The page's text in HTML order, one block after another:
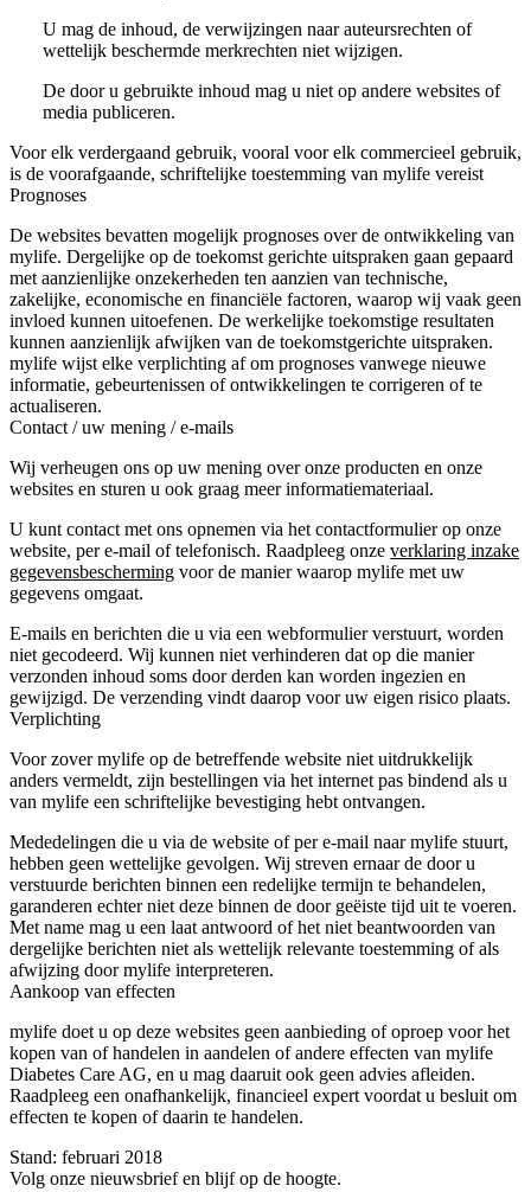
U mag de inhoud, de verwijzingen naar auteursrechten of
wettelijk beschermde merkrechten niet wijzigen.
De door u gebruikte inhoud mag u niet op andere websites of
media publiceren.
Voor elk verdergaand gebruik, vooral voor elk commercieel gebruik,
is de voorafgaande, schriftelijke toestemming van mylife vereist
Prognoses
De websites bevatten mogelijk prognoses over de ontwikkeling van
mylife. Dergelijke op de toekomst gerichte uitspraken gaan gepaard
met aanzienlijke onzekerheden ten aanzien van technische,
zakelijke, economische en financiële factoren, waarop wij vaak geen
invloed kunnen uitoefenen. De werkelijke toekomstige resultaten
kunnen aanzienlijk afwijken van de toekomstgerichte uitspraken.
mylife wijst elke verplichting af om prognoses vanwege nieuwe
informatie, gebeurtenissen of ontwikkelingen te corrigeren of te
actualiseren.
Contact / uw mening / e-mails
Wij verheugen ons op uw mening over onze producten en onze
websites en sturen u ook graag meer informatiemateriaal.
U kunt contact met ons opnemen via het contactformulier op onze
website, per e-mail of telefonisch. Raadpleeg onze verklaring inzake
gegevensbescherming voor de manier waarop mylife met uw
gegevens omgaat.
E-mails en berichten die u via een webformulier verstuurt, worden
niet gecodeerd. Wij kunnen niet verhinderen dat op die manier
verzonden inhoud soms door derden kan worden ingezien en
gewijzigd. De verzending vindt daarop voor uw eigen risico plaats.
Verplichting
Voor zover mylife op de betreffende website niet uitdrukkelijk
anders vermeldt, zijn bestellingen via het internet pas bindend als u
van mylife een schriftelijke bevestiging hebt ontvangen.
Mededelingen die u via de website of per e-mail naar mylife stuurt,
hebben geen wettelijke gevolgen. Wij streven ernaar de door u
verstuurde berichten binnen een redelijke termijn te behandelen,
garanderen echter niet deze binnen de door geëiste tijd uit te voeren.
Met name mag u een laat antwoord of het niet beantwoorden van
dergelijke berichten niet als wettelijk relevante toestemming of als
afwijzing door mylife interpreteren.
Aankoop van effecten
mylife doet u op deze websites geen aanbieding of oproep voor het
kopen van of handelen in aandelen of andere effecten van mylife
Diabetes Care AG, en u mag daaruit ook geen advies afleiden.
Raadpleeg een onafhankelijk, financieel expert voordat u besluit om
effecten te kopen of daarin te handelen.
Stand: februari 2018
Volg onze nieuwsbrief en blijf op de hoogte.